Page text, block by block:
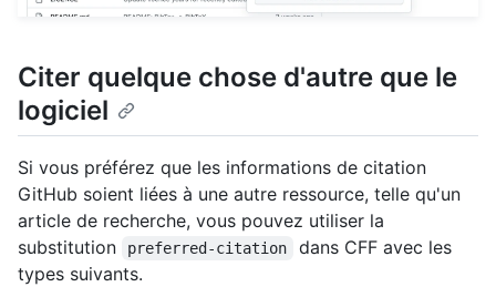
Citer quelque chose d'autre que le
logiciel
Si vous préférez que les informations de citation
GitHub soient liées à une autre ressource, telle qu'un
article de recherche, vous pouvez utiliser la
substitution
preferred-citation
dans CFF avec les
types suivants.